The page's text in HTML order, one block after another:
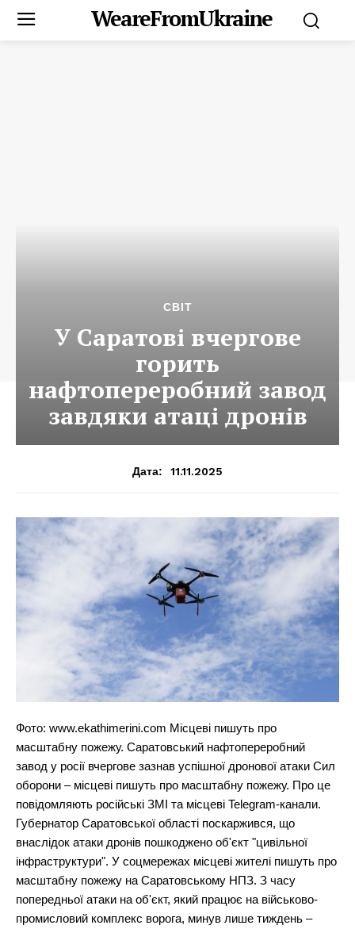
WeareFromUkraine
СВІТ
У Саратові вчергове
горить
нафтопереробний завод
завдяки атаці дронів
Дата: 11.11.2025
Фото: www.ekathimerini.com Місцеві пишуть про
масштабну пожежу. Саратовський нафтопереробний
завод у росії вчергове зазнав успішної дронової атаки Сил
оборони – місцеві пишуть про масштабну пожежу. Про це
повідомляють російські ЗМІ та місцеві Telegram-канали.
Губернатор Саратовської області поскаржився, що
внаслідок атаки дронів пошкоджено об'єкт "цивільної
інфраструктури". У соцмережах місцеві жителі пишуть про
масштабну пожежу на Саратовському НПЗ. З часу
попередньої атаки на об'єкт, який працює на військово-
промисловий комплекс ворога, минув лише тиждень –